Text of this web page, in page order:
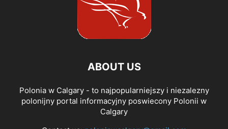
ABOUT US
Polonia w Calgary - to najpopularniejszy i niezalezny
polonijny portal informacyjny poswiecony Polonii w
Calgary